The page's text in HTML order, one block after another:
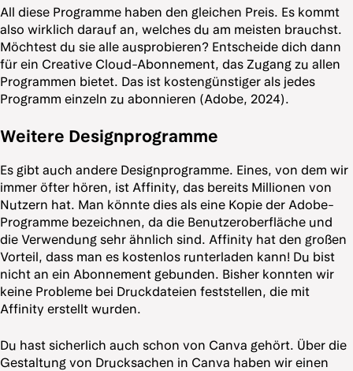
All diese Programme haben den gleichen Preis. Es kommt
also wirklich darauf an, welches du am meisten brauchst.
Möchtest du sie alle ausprobieren? Entscheide dich dann
für ein Creative Cloud-Abonnement, das Zugang zu allen
Programmen bietet. Das ist kostengünstiger als jedes
Programm einzeln zu abonnieren (Adobe, 2024).
Weitere Designprogramme
Es gibt auch andere Designprogramme. Eines, von dem wir
immer öfter hören, ist Affinity, das bereits Millionen von
Nutzern hat. Man könnte dies als eine Kopie der Adobe-
Programme bezeichnen, da die Benutzeroberfläche und
die Verwendung sehr ähnlich sind. Affinity hat den großen
Vorteil, dass man es kostenlos runterladen kann! Du bist
nicht an ein Abonnement gebunden. Bisher konnten wir
keine Probleme bei Druckdateien feststellen, die mit
Affinity erstellt wurden.
Du hast sicherlich auch schon von Canva gehört. Über die
Gestaltung von Drucksachen in Canva haben wir einen